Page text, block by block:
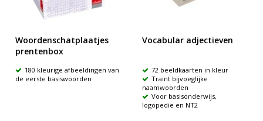
Woordenschatplaatjes
prentenbox
180 kleurige afbeeldingen van
de eerste basiswoorden
Vocabular adjectieven
72 beeldkaarten in kleur
Traint bijvoeglijke
naamwoorden
Voor basisonderwijs,
logopedie en NT2